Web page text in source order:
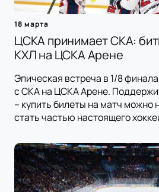
18 марта
ЦСКА принимает СКА:
КХЛ на ЦСКА Арене
Эпическая встреча в 1/8
с СКА на ЦСКА Арене.
– купить билеты на матч можно
стать частью настоящего